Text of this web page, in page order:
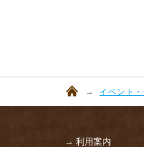
イベント
→ 利用案内